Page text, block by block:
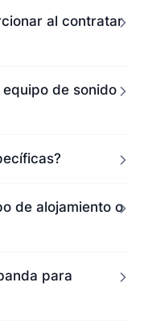
al contratar
de sonido
de alojamiento o
para